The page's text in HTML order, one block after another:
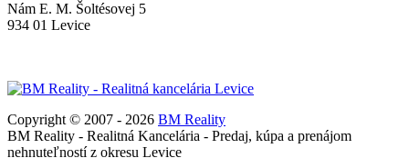
Nám E. M. Šoltésovej 5
934 01 Levice
Copyright © 2007 - 2026 BM Reality
BM Reality - Realitná Kancelária - Predaj, kúpa a prenájom
nehnuteľností z okresu Levice